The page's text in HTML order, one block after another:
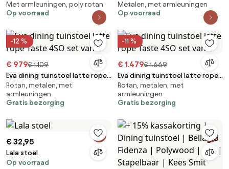
tuinstoel | Apple Bee Camp |
Rope (touw) | Wit | Kees Smit
Met armleuningen, poly rotan
Op voorraad
tuinstoel | Bellagio Bondeno |
Aluminium | Taupe | Verstelbaar |
Metalen, met armleuningen
Op voorraad
-12 %
€ 979€ 1.109
Eva dining tuinstoel latte rope
Taste 4SO set van 4
Rotan, metalen, met
armleuningen
Gratis bezorging
-11 %
€ 1.479€ 1.669
Eva dining tuinstoel latte rope
Taste 4SO set van 6
Rotan, metalen, met
armleuningen
Gratis bezorging
€ 32,95
Lala stoel
Op voorraad